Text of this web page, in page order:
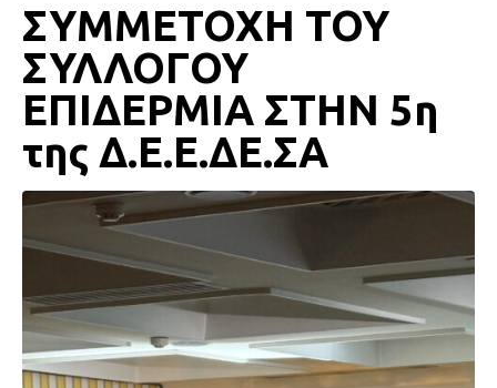
ΣΥΜΜΕΤΟΧΗ ΤΟΥ
ΣΥΛΛΟΓΟΥ
ΕΠΙΔΕΡΜΙΑ ΣΤΗΝ 5η
της Δ.Ε.Ε.ΔΕ.ΣΑ